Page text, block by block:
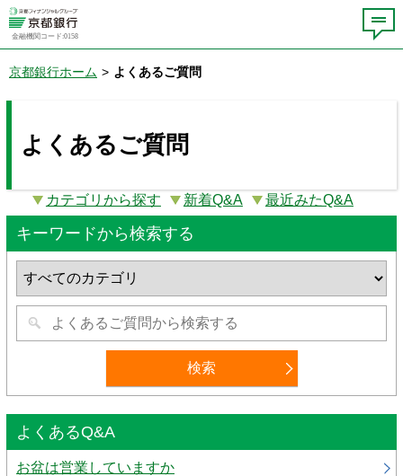
金融機関コード:0158
京都銀行ホーム > よくあるご質問
よくあるご質問
カテゴリから探す 新着Q&A 最近みたQ&A
キーワードから検索する
よくあるQ&A
お盆は営業していますか